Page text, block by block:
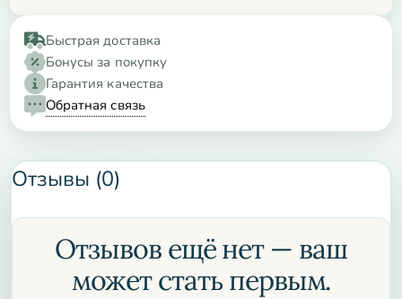
Быстрая доставка
Бонусы за покупку
Гарантия качества
Обратная связь
Отзывы (0)
Отзывов ещё нет — ваш
может стать первым.